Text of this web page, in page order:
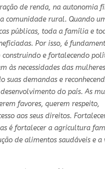
de renda, na autonomia
comunidade rural. Quando
públicas, toda a família e
Por isso, é
construindo e fortalecendo
às necessidades das mulheres
suas demandas e
do país. As
favores, querem respeito,
aos seus direitos.
é fortalecer a agricultura
de alimentos saudáveis e a